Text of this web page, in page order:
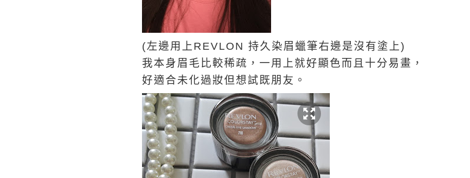
(左邊用上REVLON 持久染眉蠟筆右邊是沒有塗上)
我本身眉毛比較稀疏，一用上就好顯色而且十分易畫，
好適合未化過妝但想試既朋友。